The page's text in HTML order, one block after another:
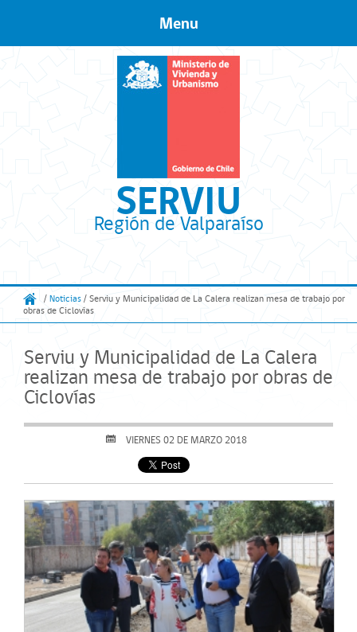
SERVIU
Región de Valparaíso
Menu
/ Noticias / Serviu y Municipalidad de La Calera realizan mesa de trabajo por
obras de Ciclovías
Serviu y Municipalidad de La Calera
realizan mesa de trabajo por obras de
Ciclovías
VIERNES 02 DE MARZO 2018